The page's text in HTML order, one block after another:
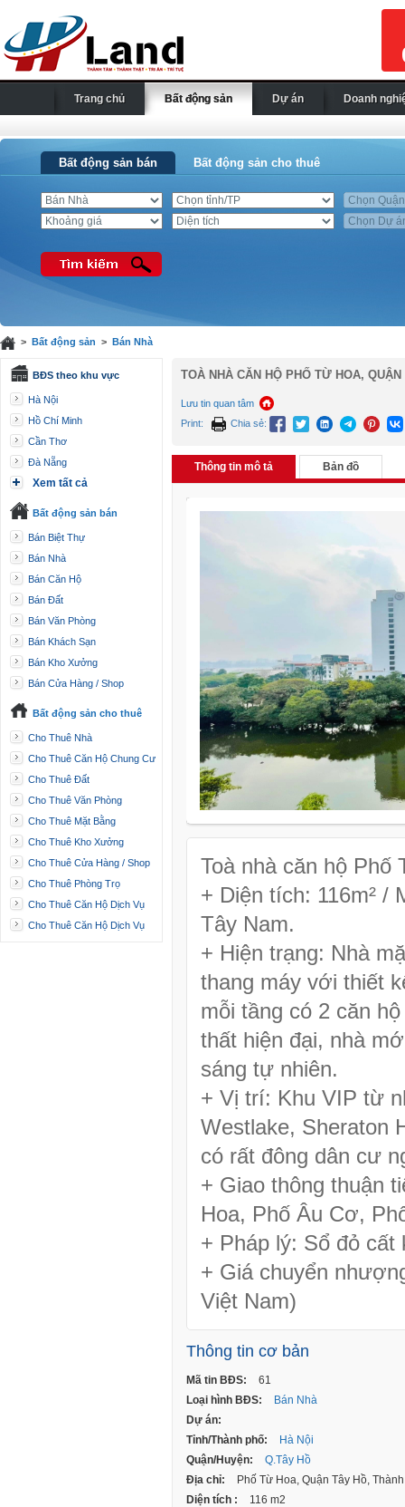
Trang chủ Bất động sản Dự án Doanh
Bất động sản bán Bất động sản cho thuê
> Bất động sản > Bán Nhà
BĐS theo khu vực
Hà Nội
Hồ Chí Minh
Cần Thơ
Đà Nẵng
Xem tất cả
Bất động sản bán
Bán Biệt Thự
Bán Nhà
Bán Căn Hộ
Bán Đất
Bán Văn Phòng
Bán Khách Sạn
Bán Kho Xưởng
Bán Cửa Hàng / Shop
Bất động sản cho thuê
Cho Thuê Nhà
Cho Thuê Căn Hộ Chung Cư
Cho Thuê Đất
Cho Thuê Văn Phòng
Cho Thuê Mặt Bằng
Cho Thuê Kho Xưởng
Cho Thuê Cửa Hàng / Shop
Cho Thuê Phòng Trọ
Cho Thuê Căn Hộ Dịch Vụ
Cho Thuê Căn Hộ Dịch Vụ
TOÀ NHÀ CĂN HỘ PHỐ TỪ HOA,
Lưu tin quan tâm
Print:
Chia sẻ:
Thông tin mô tả Bản đồ
Toà nhà căn hộ Phố
+ Diện tích: 116m² /
Tây Nam.
+ Hiện trạng: Nhà
thang máy với thiết
mỗi tầng có 2 căn
thất hiện đại, nhà
sáng tự nhiên.
+ Vị trí: Khu VIP từ
Westlake, Sheraton
có rất đông dân cư
+ Giao thông thuận
Hoa, Phố Âu Cơ,
+ Pháp lý: Sổ đỏ cất
+ Giá chuyển
Việt Nam)
Thông tin cơ bản
Mã tin BĐS:
61
Loại hình BĐS:
Bán Nhà
Dự án:
Tỉnh/Thành phố:
Hà Nội
Quận/Huyện:
Q.Tây Hồ
Địa chỉ:
Phố Từ Hoa, Quận Tây Hồ,
Diện tích :
116 m2